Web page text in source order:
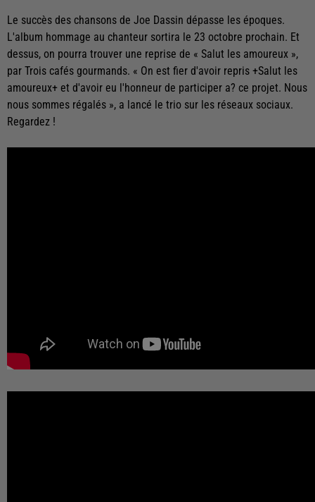
Le succès des chansons de Joe Dassin dépasse les époques.
L'album hommage au chanteur sortira le 23 octobre prochain. Et
dessus, on pourra trouver une reprise de « Salut les amoureux »,
par Trois cafés gourmands. « On est fier d'avoir repris +Salut les
amoureux+ et d'avoir eu l'honneur de participer a? ce projet. Nous
nous sommes régalés », a lancé le trio sur les réseaux sociaux.
Regardez !